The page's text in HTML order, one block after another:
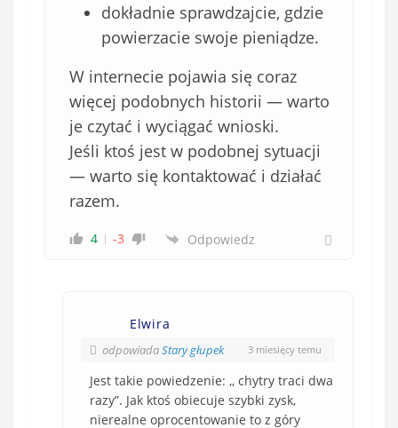
dokładnie sprawdzajcie, gdzie
powierzacie swoje pieniądze.
W internecie pojawia się coraz
więcej podobnych historii — warto
je czytać i wyciągać wnioski.
Jeśli ktoś jest w podobnej sytuacji
— warto się kontaktować i działać
razem.
4 -3 Odpowiedz
Elwira
odpowiadaStary głupek 3 miesięcy temu
Jest takie powiedzenie: ,, chytry traci dwa
razy”. Jak ktoś obiecuje szybki zysk,
nierealne oprocentowanie to z góry